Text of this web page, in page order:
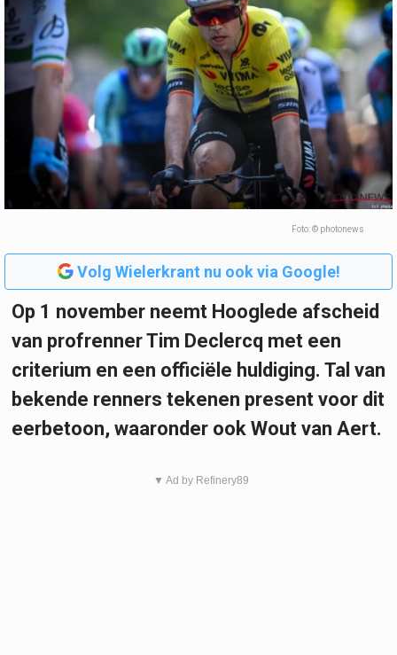
Foto: © photonews
Volg Wielerkrant nu ook via Google!
Op 1 november neemt Hooglede afscheid
van profrenner Tim Declercq met een
criterium en een officiële huldiging. Tal van
bekende renners tekenen present voor dit
eerbetoon, waaronder ook Wout van Aert.
▼ Ad by Refinery89